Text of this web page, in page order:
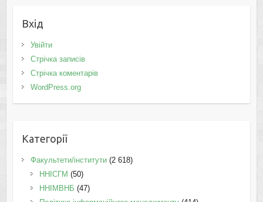
Вхід
Увійти
Стрічка записів
Стрічка коментарів
WordPress.org
Категорії
Факультети/інститути(2 618)
ННІСГМ (50)
ННІМВНБ (47)